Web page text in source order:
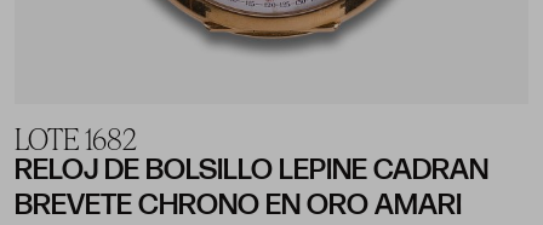
LOTE 1682
RELOJ DE BOLSILLO LEPINE CADRAN
BREVETE CHRONO EN ORO AMARI